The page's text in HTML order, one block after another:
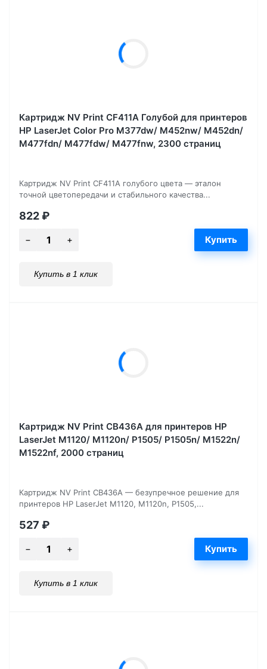
Картридж NV Print CF411A Голубой для принтеров
HP LaserJet Color Pro M377dw/ M452nw/ M452dn/
M477fdn/ M477fdw/ M477fnw, 2300 страниц
Картридж NV Print CF411A голубого цвета — эталон
точной цветопередачи и стабильного качества...
822₽
Купить в 1 клик
Картридж NV Print CB436A для принтеров HP
LaserJet M1120/ M1120n/ P1505/ P1505n/ M1522n/
M1522nf, 2000 страниц
Картридж NV Print CB436A — безупречное решение для
принтеров HP LaserJet M1120, M1120n, P1505,...
527 ₽
Купить в 1 клик